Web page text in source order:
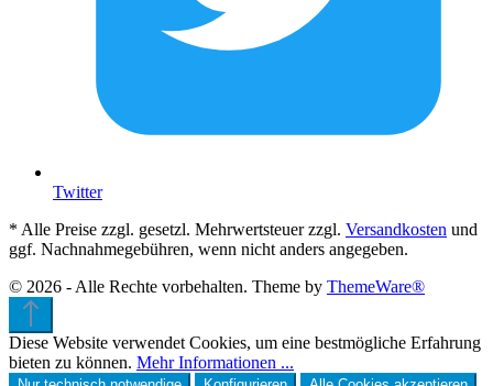
Twitter
* Alle Preise zzgl. gesetzl. Mehrwertsteuer zzgl. Versandkosten und
ggf. Nachnahmegebühren, wenn nicht anders angegeben.
© 2026 - Alle Rechte vorbehalten. Theme by ThemeWare®
Diese Website verwendet Cookies, um eine bestmögliche Erfahrung
bieten zu können. Mehr Informationen ...